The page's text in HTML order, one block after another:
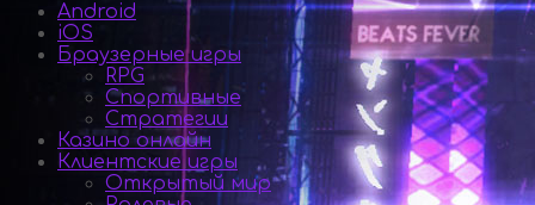
Android
iOS
Браузерные игры
RPG
Спортивные
Стратегии
Казино онлайн
Клиентские игры
Открытый мир